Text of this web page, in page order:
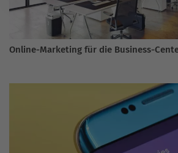
Online-Marketing für die Business-